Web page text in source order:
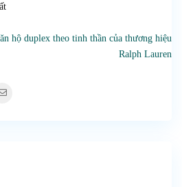
hộ duplex theo tinh thần của thương hiệu
Ralph Lauren